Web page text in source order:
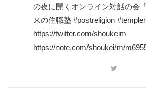
の夜に開くオンライン対話の会
来の住職塾 #postreligion
https://twitter.com/shoukeim
https://note.com/shoukei/m/